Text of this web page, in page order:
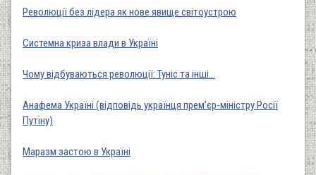
Революції без лідера як нове явище світоустрою
Системна криза влади в Україні
Чому відбуваються революції: Туніс та інші…
Анафема Україні (відповідь українця прем’єр-міністру Росії
Путіну)
Маразм застою в Україні